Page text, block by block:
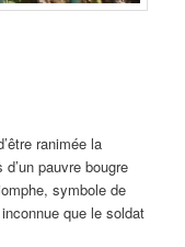
ranimée la
pauvre bougre
symbole de
que le soldat